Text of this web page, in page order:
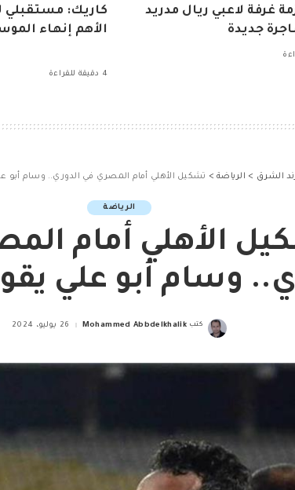
غرفة لاعبي ريال مدريد
جديدة
كاريك: مستقبلي
الأهم إنهاء
4 دقيقة للقراءة
الشرق > الرياضة> تشكيل الأهلي أمام المصري في الدوري.. وسام أبو
الرياضة
الأهلي أمام
وسام أبو علي
Posted
كتب Mohammed Abbdelkhalik 26 يوليو، 2024